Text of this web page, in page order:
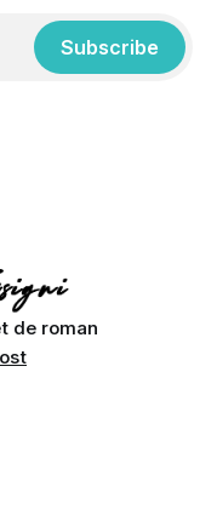
Subscribe
de roman